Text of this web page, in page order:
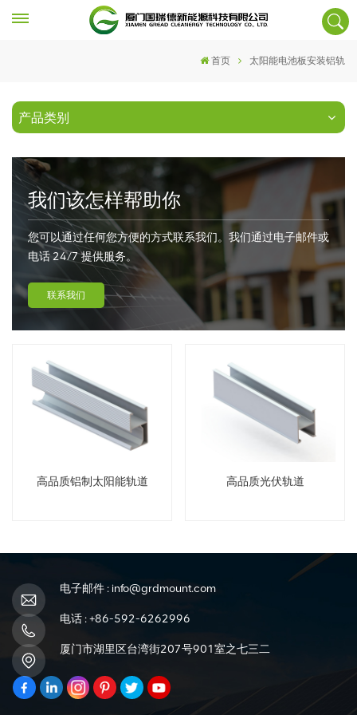
首页 太阳能电池板安装铝轨
产品类别
我们该怎样帮助你
您可以通过任何您方便的方式联系我们。我们通过电子邮件或
电话 24/7 提供服务。
联系我们
高品质铝制太阳能轨道 高品质光伏轨道
电子邮件 : info@grdmount.com
电话 :+86-592-6262996
厦门市湖里区台湾街207号901室之七三二